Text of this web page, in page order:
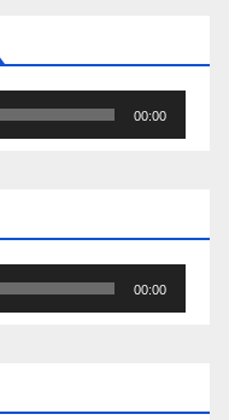
00:00
00:00